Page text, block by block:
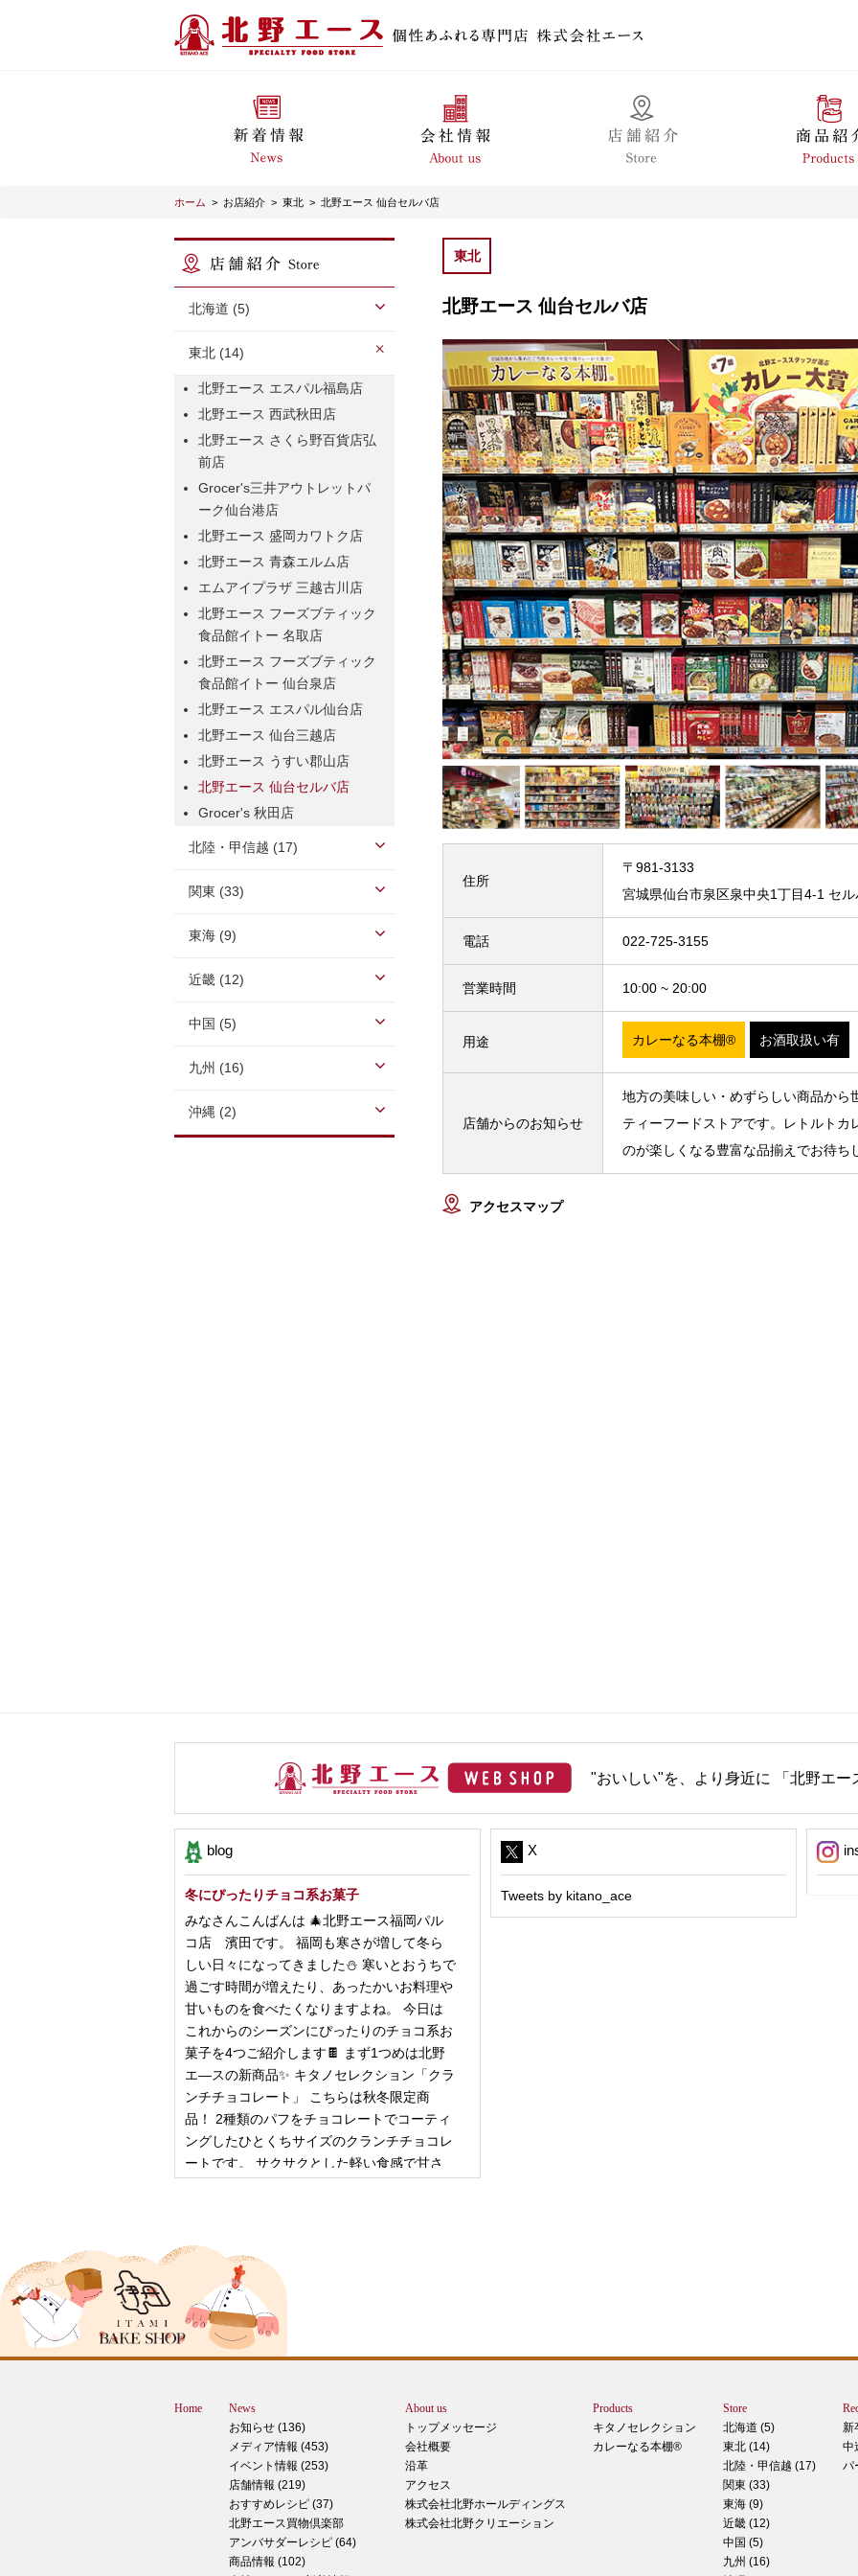
ホーム > お店紹介 > 東北 > 北野エース 仙台セルバ店
北海道 (5)
東北 (14)
北野エース エスパル福島店
北野エース 西武秋田店
北野エース さくら野百貨店弘
前店
Grocer's三井アウトレットパ
ーク仙台港店
北野エース 盛岡カワトク店
北野エース 青森エルム店
エムアイプラザ 三越古川店
北野エース フーズブティック
食品館イトー 名取店
北野エース フーズブティック
食品館イトー 仙台泉店
北野エース エスパル仙台店
北野エース 仙台三越店
北野エース うすい郡山店
北野エース 仙台セルバ店
Grocer's 秋田店
北陸・甲信越 (17)
関東 (33)
東海 (9)
近畿 (12)
中国 (5)
九州 (16)
沖縄 (2)
東北
北野エース 仙台セルバ店
住所
〒981-3133
宮城県仙台市泉区泉中央1丁目4-1 セ
電話 022-725-3155
営業時間 10:00 ~ 20:00
用途 カレーなる本棚® お酒取扱い有
店舗からのお知らせ
地方の美味しい・めずらしい商品から
ティーフードストアです。レトルト
のが楽しくなる豊富な品揃えでお待ち
アクセスマップ
"おいしい"を、より身近に 「北野エー
blog
冬にぴったりチョコ系お菓子
みなさんこんばんは 🎄北野エース福岡パル
コ店 濱田です。 福岡も寒さが増して冬ら
しい日々になってきました⛄️ 寒いとおうちで
過ごす時間が増えたり、あったかいお料理や
甘いものを食べたくなりますよね。 今日は
これからのシーズンにぴったりのチョコ系お
菓子を4つご紹介します🍫 まず1つめは北野
エ―スの新商品✨ キタノセレクション「クラ
ンチチョコレート」 こちらは秋冬限定商
品！ 2種類のパフをチョコレートでコーティ
ングしたひとくちサイズのクランチチョコレ
ートです。 サクサクとした軽い食感で甘さ
ピザ立ちぬ
ブログをご覧の皆様、こんにちは！北野エー
スMOMOテラス店の大西です。 いきなりで
すが、これは何だと思いますか？ ヒントは
12月に活躍するあの食べ物です！ はんぺ
す。 それでは正解発表です。リバースカー
ドオープン！！ なんと四角いピザなんで
す！今回は冬に大活躍のピザ、紹介いたしま
す。 キタノセレクション手のばしピザ マ
ルゲリータ 北野エースオリジナル商品のピ
ザになります。特徴は何といってもこの形！
生地はひとつひとつ手で
2024年12月14日
X
Tweets by kitano_ace
Home
News
お知らせ (136)
メディア情報 (453)
イベント情報 (253)
店舗情報 (219)
おすすめレシピ (37)
北野エース買物倶楽部
アンバサダーレシピ (64)
商品情報 (102)
About us
トップメッセージ
会社概要
沿革
アクセス
株式会社北野ホールディングス
株式会社北野クリエーション
Products
キタノセレクション
カレーなる本棚®
Store
北海道 (5)
東北 (14)
北陸・甲信越 (17)
関東 (33)
東海 (9)
近畿 (12)
中国 (5)
九州 (16)
新
中
パ